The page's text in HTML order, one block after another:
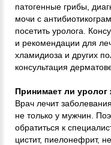
патогенные грибы,
мочи с
посетить уролога.
и рекомендации для
хламидиоза и других
консультация
Принимает ли
Врач лечит
не только у мужчин.
обратиться к
цистит, пиелонефрит,